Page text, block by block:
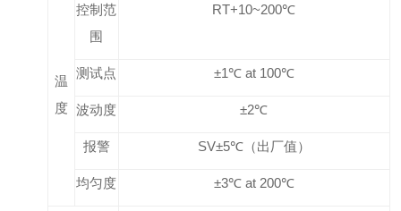
温
度
控制范
围
RT+10~200℃
测试点 ±1℃ at 100℃
波动度 ±2℃
报警 SV±5℃（出厂值）
均匀度 ±3℃ at 200℃